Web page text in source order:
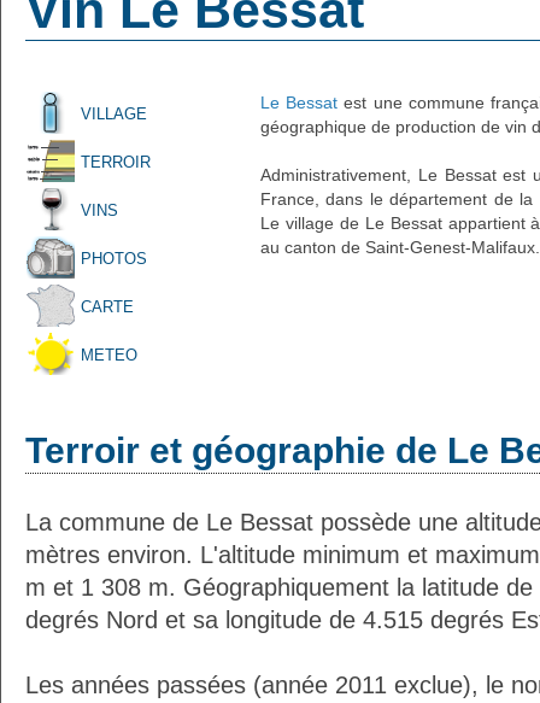
VILLAGE
TERROIR
VINS
PHOTOS
CARTE
METEO
Le Bessat est une commune
géographique de production de vin
Administrativement, Le Bessat
France, dans le département de
Le village de Le Bessat appartient
au canton de Saint-Genest-
Terroir et géographie de Le
La commune de Le Bessat possède une
mètres environ. L'altitude minimum et
m et 1 308 m. Géographiquement la latitude
degrés Nord et sa longitude de 4.515 degrés
Les années passées (année 2011 exclue), le